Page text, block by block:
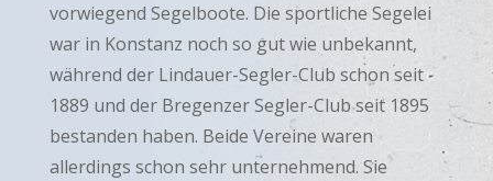
vorwiegend Segelboote. Die sportliche Segelei
war in Konstanz noch so gut wie unbekannt,
während der Lindauer-Segler-Club schon seit
1889 und der Bregenzer Segler-Club seit 1895
bestanden haben. Beide Vereine waren
allerdings schon sehr unternehmend. Sie